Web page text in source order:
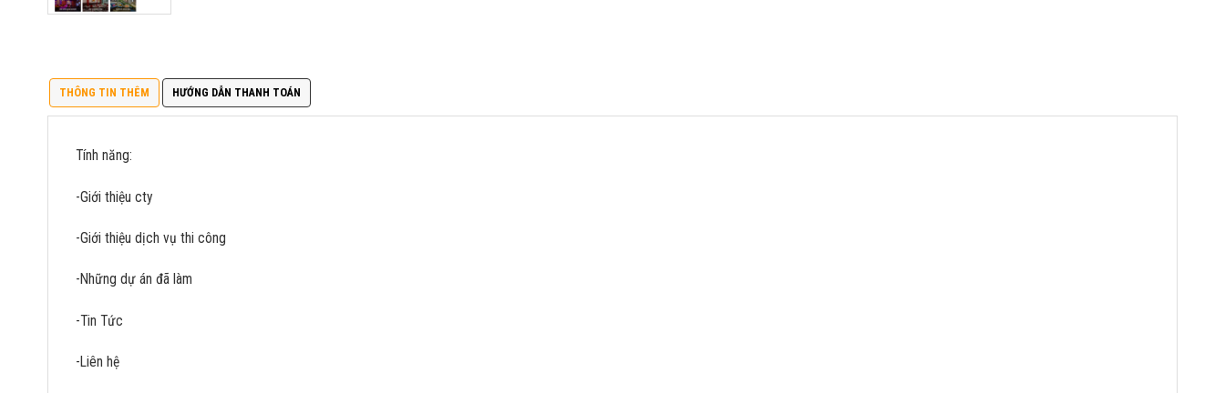
THÔNG TIN THÊM HƯỚNG DẪN THANH TOÁN
Tính năng:
-Giới thiệu cty
-Giới thiệu dịch vụ thi công
-Những dự án đã làm
-Tin Tức
-Liên hệ